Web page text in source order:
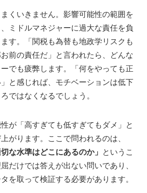
くいきません。影響可能性の範囲を
ミドルマネジャーに過大な責任を負
す。「関税も為替も地政学リスクも
前の責任だ」と言われたら、どんな
でも疲弊します。「何をやっても正
と感じれば、モチベーションは低下
ではなくなるでしょう。
が「高すぎても低すぎてもダメ」と
がります。ここで問われるのは、
な水準はどこにあるのか」
というこ
だけでは答えが出ない問いであり、
を取って検証する必要があります。